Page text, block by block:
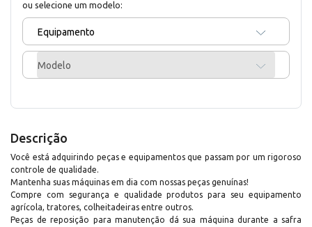
ou selecione um modelo:
Equipamento
Modelo
Descrição
Você está adquirindo peças e equipamentos que passam por um rigoroso
controle de qualidade.
Mantenha suas máquinas em dia com nossas peças genuínas!
Compre com segurança e qualidade produtos para seu equipamento
agrícola, tratores, colheitadeiras entre outros.
Peças de reposição para manutenção dá sua máquina durante a safra